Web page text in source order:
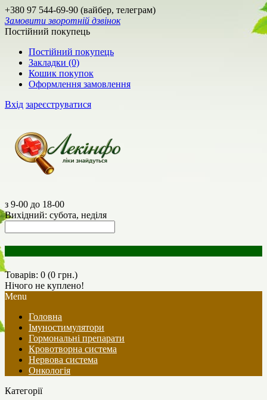
+380 97 544-69-90 (вайбер, телеграм)
Замовити зворотній дзвінок
Постійний покупець
Постійний покупець
Закладки (0)
Кошик покупок
Оформлення замовлення
Вхід зареєструватися
з 9-00 до 18-00
Вихідний: субота, неділя
Товарів: 0 (0 грн.)
Нічого не куплено!
Menu
Головна
Імуностимулятори
Гормональні препарати
Кровотворна система
Нервова система
Онкологія
Категорії